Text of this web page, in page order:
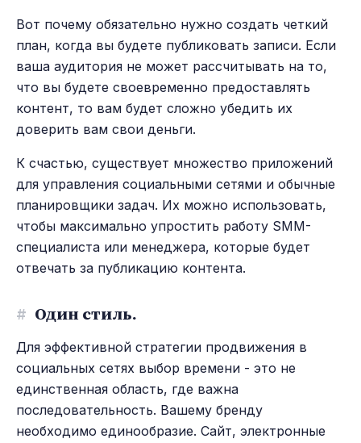
Вот почему обязательно нужно создать четкий
план, когда вы будете публиковать записи. Если
ваша аудитория не может рассчитывать на то,
что вы будете своевременно предоставлять
контент, то вам будет сложно убедить их
доверить вам свои деньги.
К счастью, существует множество приложений
для управления социальными сетями и обычные
планировщики задач. Их можно использовать,
чтобы максимально упростить работу SMM-
специалиста или менеджера, которые будет
отвечать за публикацию контента.
# Один стиль.
Для эффективной стратегии продвижения в
социальных сетях выбор времени - это не
единственная область, где важна
последовательность. Вашему бренду
необходимо единообразие. Сайт, электронные